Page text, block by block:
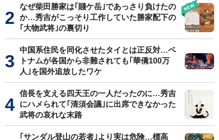
なぜ柴田勝家は｢賤ケ岳｣であっさり負けたの
か…秀吉がこっそり工作していた勝家配下の
｢大物武将｣の裏切り
中国系住民を同化させたタイとは正反対…ベ
トナムが各国から非難されても｢華僑100万
人｣を国外追放したワケ
信長を支える四天王の一人だったのに…秀吉
にハメられて｢清須会議｣に出席できなかった
武将の哀れな末路
｢サンダル登山の若者｣より実は危険…標高